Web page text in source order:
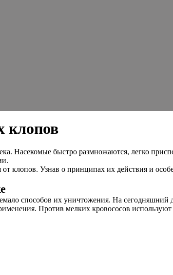
клопов
Насекомые быстро размножаются, легко
клопов. Узнав о принципах их действия и
способов их уничтожения. На сегодняшний
Против мелких кровососов